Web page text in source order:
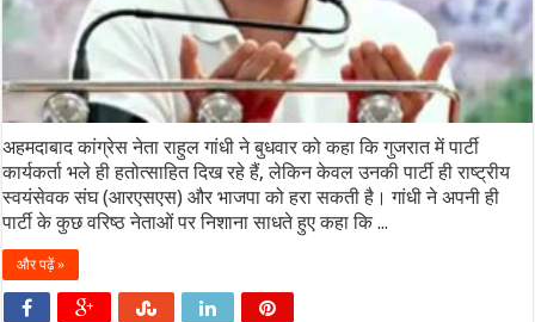
अहमदाबाद कांग्रेस नेता राहुल गांधी ने बुधवार को कहा कि गुजरात में पार्टी
कार्यकर्ता भले ही हतोत्साहित दिख रहे हैं, लेकिन केवल उनकी पार्टी ही राष्ट्रीय
स्वयंसेवक संघ (आरएसएस) और भाजपा को हरा सकती है। गांधी ने अपनी ही
पार्टी के कुछ वरिष्ठ नेताओं पर निशाना साधते हुए कहा कि ...
और पढ़ें »